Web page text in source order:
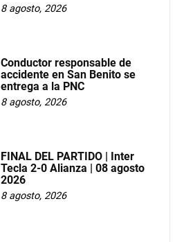
8 agosto, 2026
Conductor responsable de
accidente en San Benito se
entrega a la PNC
8 agosto, 2026
FINAL DEL PARTIDO | Inter
Tecla 2-0 Alianza | 08 agosto
2026
8 agosto, 2026